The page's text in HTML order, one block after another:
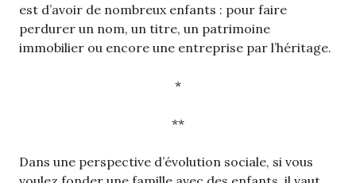
est d’avoir de nombreux enfants : pour faire
perdurer un nom, un titre, un patrimoine
immobilier ou encore une entreprise par l’héritage.
*
**
Dans une perspective d’évolution sociale, si vous